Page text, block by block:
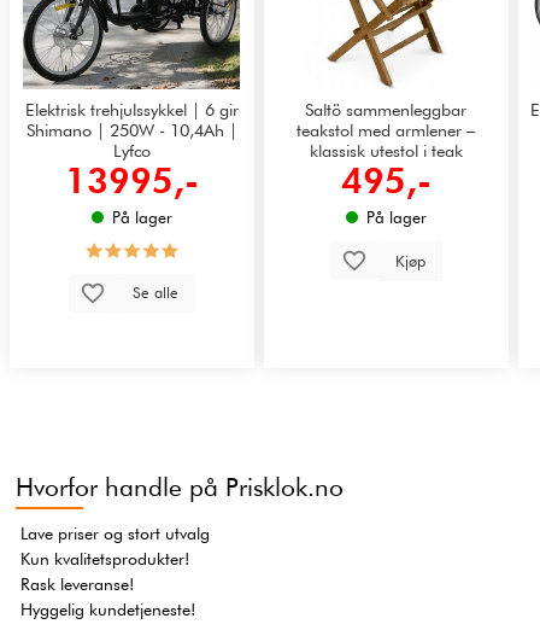
Elektrisk trehjulssykkel | 6 gir
Shimano | 250W - 10,4Ah |
Lyfco
13995,-
På lager
Se alle
Saltö sammenleggbar
teakstol med armlener –
klassisk utestol i teak
495,-
På lager
Kjøp
Hvorfor handle på Prisklok.no
Lave priser og stort utvalg
Kun kvalitetsprodukter!
Rask leveranse!
Hyggelig kundetjeneste!